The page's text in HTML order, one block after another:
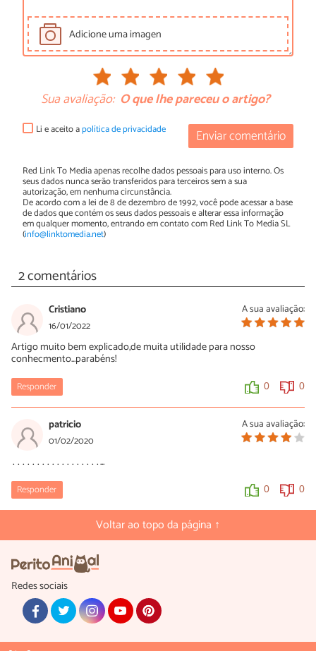
Adicione uma imagen
Sua avaliação: O que lhe pareceu o artigo?
Enviar comentário
Li e aceito apolítica de privacidade
Red Link To Media apenas recolhe dados pessoais para uso interno. Os
seus dados nunca serão transferidos para terceiros sem a sua
autorização, em nenhuma circunstância.
De acordo com a lei de 8 de dezembro de 1992, você pode acessar a base
de dados que contém os seus dados pessoais e alterar essa informação
em qualquer momento, entrando em contato com Red Link To Media SL
(info@linktomedia.net)
2 comentários
A sua avaliação:
Cristiano
16/01/2022
Artigo muito bem explicado,de muita utilidade para nosso
conhecmento...parabéns!
Responder 0 0
A sua avaliação:
patricio
01/02/2020
………………………………………………...
Responder 0 0
Voltar ao topo da página ↑
Redes sociais